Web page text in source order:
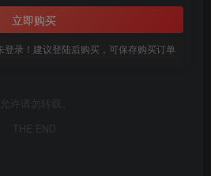
立即购买
登录！建议登陆后购买，可保存购买订单
许请勿转载。
THE END